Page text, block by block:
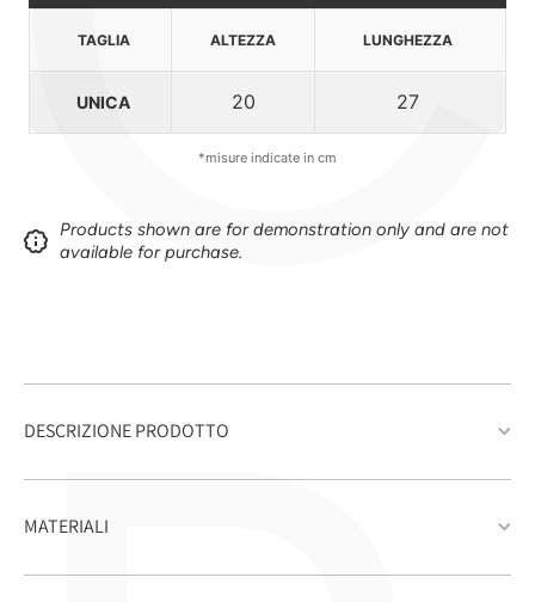
TAGLIA ALTEZZA LUNGHEZZA
UNICA 20 27
*misure indicate in cm
Products shown are for demonstration only and are not
available for purchase.
DESCRIZIONE PRODOTTO
MATERIALI